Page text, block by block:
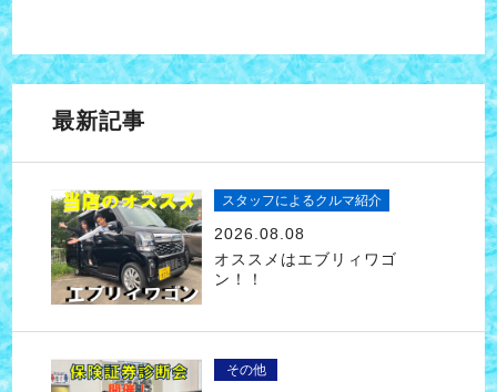
最新記事
スタッフによるクルマ紹介
2026.08.08
オススメはエブリィワゴ
ン！！
その他